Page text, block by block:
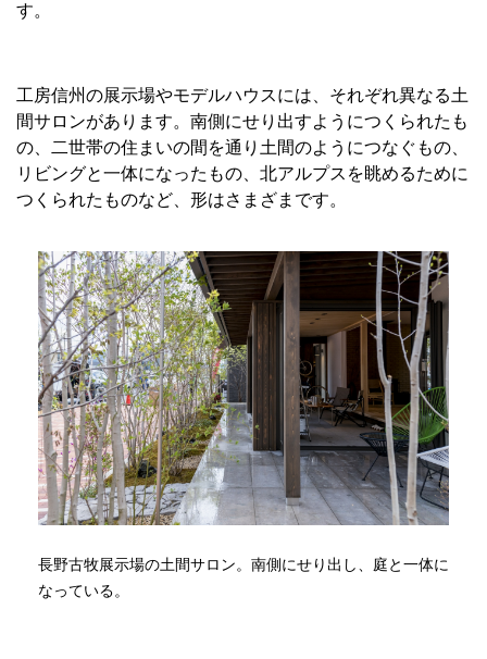
す。
工房信州の展示場やモデルハウスには、それぞれ異なる土
間サロンがあります。南側にせり出すようにつくられたも
の、二世帯の住まいの間を通り土間のようにつなぐもの、
リビングと一体になったもの、北アルプスを眺めるために
つくられたものなど、形はさまざまです。
長野古牧展示場の土間サロン。南側にせり出し、庭と一体に
なっている。